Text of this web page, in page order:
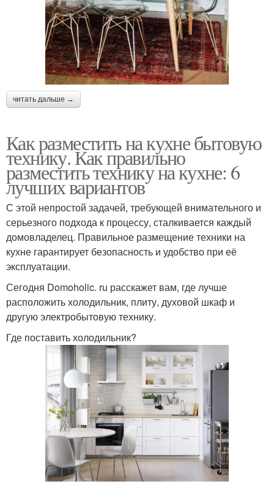
читать дальше →
Как разместить на кухне бытовую
технику. Как правильно
разместить технику на кухне: 6
лучших вариантов
С этой непростой задачей, требующей внимательного и
серьезного подхода к процессу, сталкивается каждый
домовладелец. Правильное размещение техники на
кухне гарантирует безопасность и удобство при её
эксплуатации.
Сегодня Domoholic. ru расскажет вам, где лучше
расположить холодильник, плиту, духовой шкаф и
другую электробытовую технику.
Где поставить холодильник?